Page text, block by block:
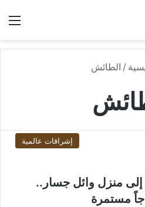
/ الطائش
إشراقات عالمية
منزل وائل جسار..
مستمرة